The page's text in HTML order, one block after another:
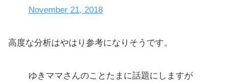
November 21, 2018
高度な分析はやはり参考になりそうです。
ゆきママさんのことたまに話題にしますが